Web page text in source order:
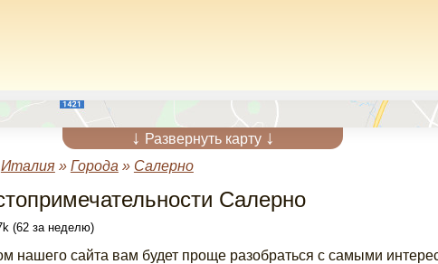
↓ Развернуть карту ↓
Италия» Города » Салерно
Салерно
(62 за неделю)
нашего сайта вам будет проще разобраться с самыми